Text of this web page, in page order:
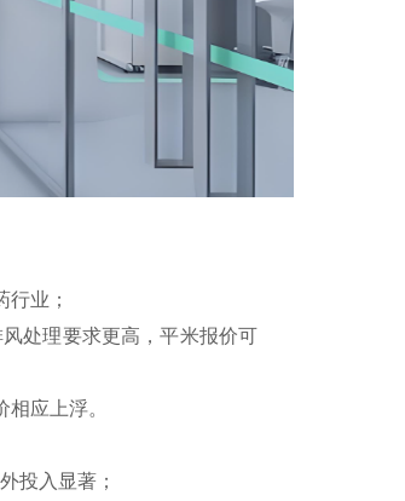
业；
处理要求更高，平米报价可
应上浮。
投入显著；